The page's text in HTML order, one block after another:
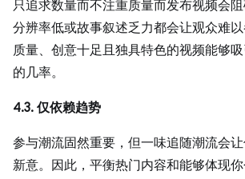
只追求数量而不注重质量而发布视频会
分辨率低或故事叙述乏力都会让观众难
质量、创意十足且独具特色的视频能够
的几率。
4.3. 仅依赖趋势
参与潮流固然重要，但一味追随潮流会
新意。因此，平衡热门内容和能够体现